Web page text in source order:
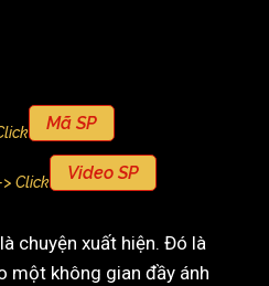
Mã SP
Click Video SP
chuyện xuất hiện. Đó là
một không gian đầy ánh